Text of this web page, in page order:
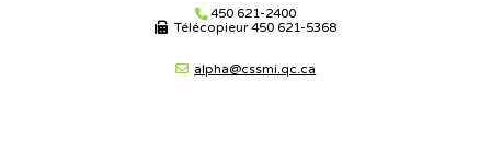
450 621-2400
Télécopieur450 621-5368
alpha@cssmi.qc.ca